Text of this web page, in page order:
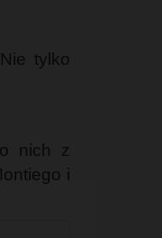
tylko
nich z
i